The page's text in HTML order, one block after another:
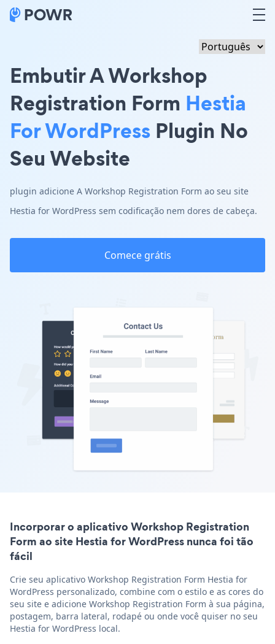
Embutir A Workshop
Registration Form Hestia
For WordPress Plugin No
Seu Website
plugin adicione A Workshop Registration Form ao seu site
Hestia for WordPress sem codificação nem dores de cabeça.
Comece grátis
Incorporar o aplicativo Workshop Registration
Form ao site Hestia for WordPress nunca foi tão
fácil
Crie seu aplicativo Workshop Registration Form Hestia for
WordPress personalizado, combine com o estilo e as cores do
seu site e adicione Workshop Registration Form à sua página,
postagem, barra lateral, rodapé ou onde você quiser no seu
Hestia for WordPress local.